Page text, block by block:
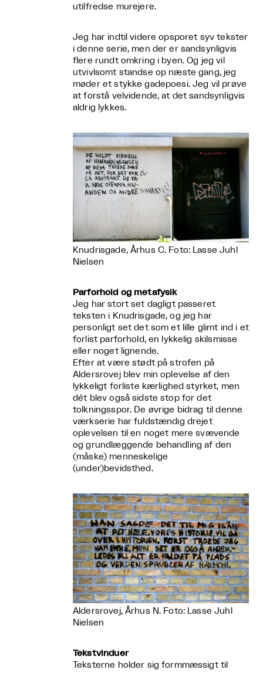
utilfredse murejere.
Jeg har indtil videre opsporet syv tekster
i denne serie, men der er sandsynligvis
flere rundt omkring i byen. Og jeg vil
utvivlsomt standse op næste gang, jeg
møder et stykke gadepoesi. Jeg vil prøve
at forstå velvidende, at det sandsynligvis
aldrig lykkes.
Knudrisgade, Århus C. Foto: Lasse Juhl
Nielsen
Parforhold og metafysik
Jeg har stort set dagligt passeret
teksten i Knudrisgade, og jeg har
personligt set det som et lille glimt ind i et
forlist parforhold, en lykkelig skilsmisse
eller noget lignende.
Efter at være stødt på strofen på
Aldersrovej blev min oplevelse af den
lykkeligt forliste kærlighed styrket, men
dét blev også sidste stop for det
tolkningsspor. De øvrige bidrag til denne
værkserie har fuldstændig drejet
oplevelsen til en noget mere svævende
og grundlæggende behandling af den
(måske) menneskelige
(under)bevidsthed.
Aldersrovej, Århus N. Foto: Lasse Juhl
Nielsen
Tekstvinduer
Teksterne holder sig formmæssigt til